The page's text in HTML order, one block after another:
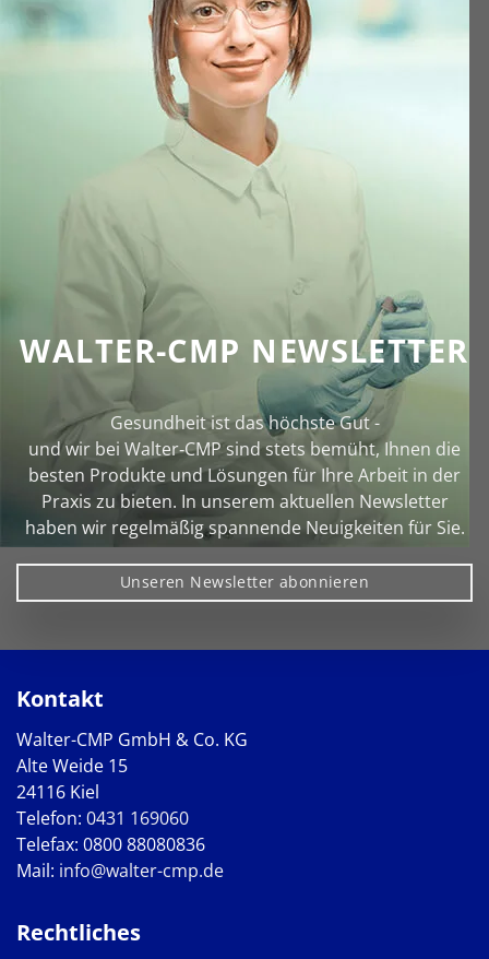
WALTER-CMP NEWSLETTER
Gesundheit ist das höchste Gut -
und wir bei Walter‑CMP sind stets bemüht, Ihnen die
besten Produkte und Lösungen für Ihre Arbeit in der
Praxis zu bieten. In unserem aktuellen Newsletter
haben wir regelmäßig spannende Neuigkeiten für Sie.
Unseren Newsletter abonnieren
Kontakt
Walter-CMP GmbH & Co. KG
Alte Weide 15
24116 Kiel
Telefon: 0431 169060
Telefax: 0800 88080836
Mail: info@walter-cmp.de
Rechtliches